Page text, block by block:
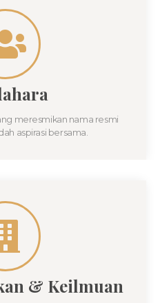
meresmikan nama resmi
aspirasi bersama.
& Keilmuan